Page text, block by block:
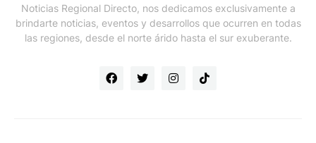
Noticias Regional Directo, nos dedicamos exclusivamente a
brindarte noticias, eventos y desarrollos que ocurren en todas
las regiones, desde el norte árido hasta el sur exuberante.